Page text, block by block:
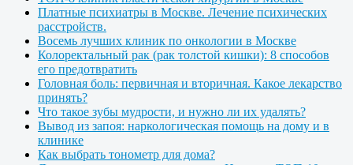
Платные психиатры в Москве. Лечение психических
расстройств.
Восемь лучших клиник по онкологии в Москве
Колоректальный рак (рак толстой кишки): 8 способов
его предотвратить
Головная боль: первичная и вторичная. Какое лекарство
принять?
Что такое зубы мудрости, и нужно ли их удалять?
Вывод из запоя: наркологическая помощь на дому и в
клинике
Как выбрать тонометр для дома?